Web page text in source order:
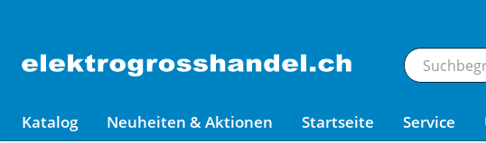
Katalog Neuheiten & Aktionen Startseite Service